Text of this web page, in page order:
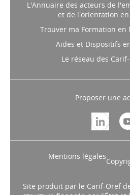
L'Annuaire des acteurs de
et de l'orientation
Trouver ma Formation en
Aides et Dispositifs
Le réseau des
Proposer une
Mentions légales
Site produit par le Carif-Oref